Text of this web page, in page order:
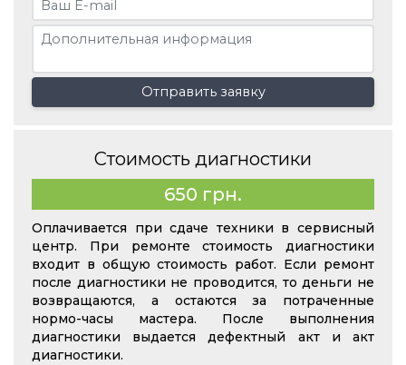
Отправить заявку
Стоимость диагностики
650 грн.
Оплачивается при сдаче техники в сервисный
центр. При ремонте стоимость диагностики
входит в общую стоимость работ. Если ремонт
после диагностики не проводится, то деньги не
возвращаются, а остаются за потраченные
нормо-часы мастера. После выполнения
диагностики выдается дефектный акт и акт
диагностики.